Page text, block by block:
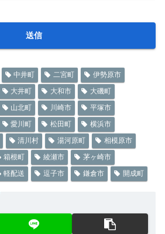
中井町 二宮町
伊勢原市
大井町 大和市
大磯町
山北町 川崎市
平塚市
愛川町 松田町
横浜市
清川村 湯河原町
相模原市
箱根町 綾瀬市
茅ヶ崎市
軽配送 逗子市 鎌倉市 開成町